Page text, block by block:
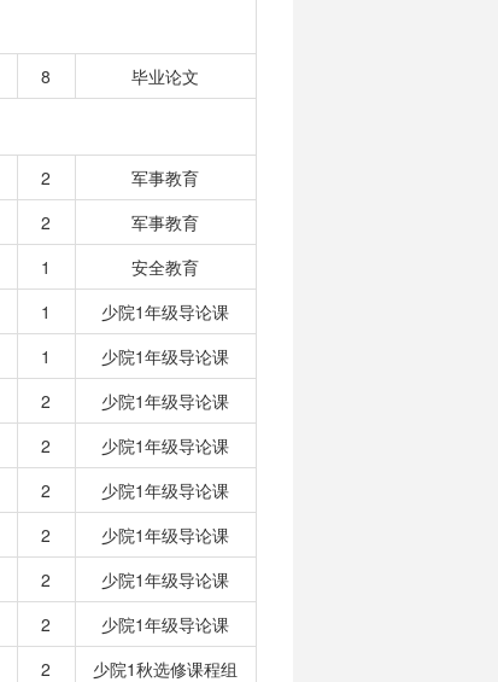
8 毕业论文
2
军事教育
2
军事教育
1
安全教育
1
少院1年级导论课
1
少院1年级导论课
2
少院1年级导论课
2
少院1年级导论课
2
少院1年级导论课
2
少院1年级导论课
2
少院1年级导论课
2
少院1年级导论课
2
少院1秋选修课程组